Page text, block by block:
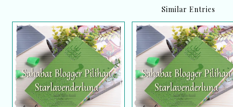
Similar Entries
Sahabat blogger pilihan
Starlavenderluna : Sis
Hawa
Sahabat blogger pilihan
Starlavenderluna : Kasih
Juju